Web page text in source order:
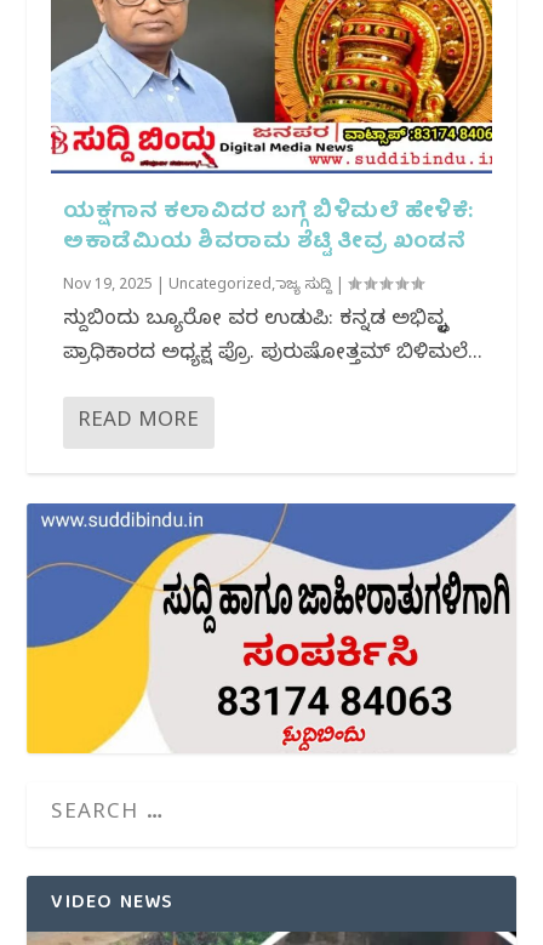
ಯಕ್ಷಗಾನ ಕಲಾವಿದರ ಬಗ್ಗೆ ಬಿಳಿಮಲೆ ಹೇಳಿಕೆ:
ಅಕಾಡೆಮಿಯ ಶಿವರಾಮ ಶೆಟ್ಟಿ ತೀವ್ರ ಖಂಡನೆ
Nov 19, 2025 Uncategorized,ರಾಜ್ಯ ಸುದ್ದಿ |
ಸುದ್ದಿಬಿಂದು ಬ್ಯೂರೋ ವರದಿ ಉಡುಪಿ: ಕನ್ನಡ ಅಭಿವೃದ್ಧಿ
ಪ್ರಾಧಿಕಾರದ ಅಧ್ಯಕ್ಷ ಪ್ರೊ. ಪುರುಷೋತ್ತಮ್ ಬಿಳಿಮಲೆ...
READ MORE
VIDEO NEWS